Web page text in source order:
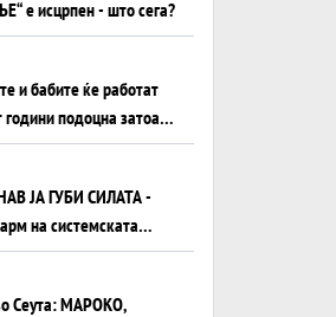
е исцрпен - што сега?
и бабите ќе работат
подоцна затоа
ВНУЦИ ДА ГИ
ЈА ГУБИ СИЛАТА -
на системската
Германија до
Сеута: МАРОКО,